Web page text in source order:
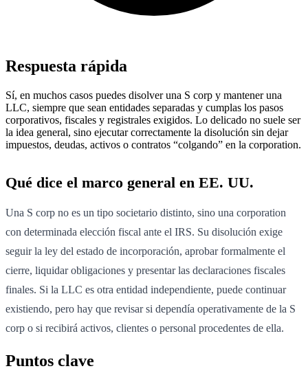
Respuesta rápida
Sí, en muchos casos puedes disolver una S corp y mantener una
LLC, siempre que sean entidades separadas y cumplas los pasos
corporativos, fiscales y registrales exigidos. Lo delicado no suele ser
la idea general, sino ejecutar correctamente la disolución sin dejar
impuestos, deudas, activos o contratos “colgando” en la corporation.
Qué dice el marco general en EE. UU.
Una S corp no es un tipo societario distinto, sino una corporation
con determinada elección fiscal ante el IRS. Su disolución exige
seguir la ley del estado de incorporación, aprobar formalmente el
cierre, liquidar obligaciones y presentar las declaraciones fiscales
finales. Si la LLC es otra entidad independiente, puede continuar
existiendo, pero hay que revisar si dependía operativamente de la S
corp o si recibirá activos, clientes o personal procedentes de ella.
Puntos clave